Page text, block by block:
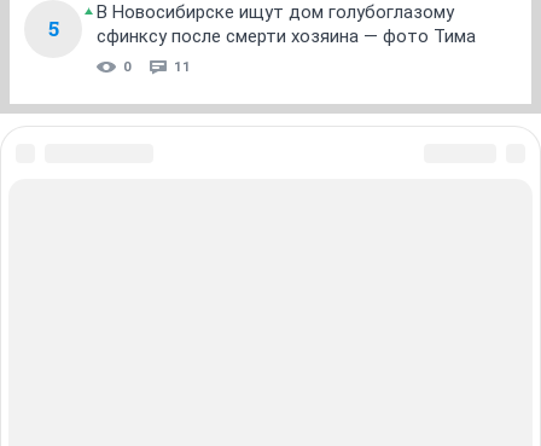
5
В Новосибирске ищут дом голубоглазому
сфинксу после смерти хозяина — фото Тима
0 11